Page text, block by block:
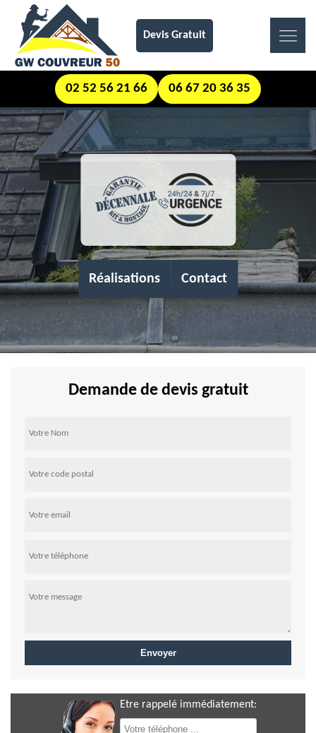
Devis Gratuit
02 52 56 21 66 06 67 20 36 35
Réalisations Contact
Demande de devis gratuit
Etre rappelé immédiatement: